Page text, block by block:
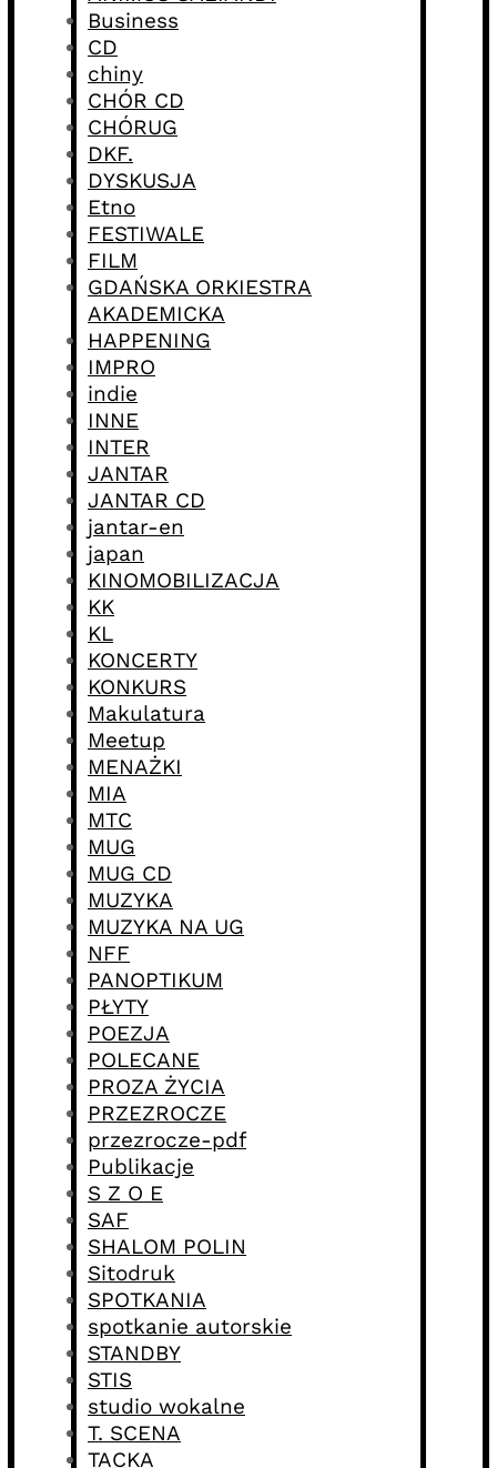
Business
CD
chiny
CHÓR CD
CHÓRUG
DKF.
DYSKUSJA
Etno
FESTIWALE
FILM
GDAŃSKA ORKIESTRA
AKADEMICKA
HAPPENING
IMPRO
indie
INNE
INTER
JANTAR
JANTAR CD
jantar-en
japan
KINOMOBILIZACJA
KK
KL
KONCERTY
KONKURS
Makulatura
Meetup
MENAŻKI
MIA
MTC
MUG
MUG CD
MUZYKA
MUZYKA NA UG
NFF
PANOPTIKUM
PŁYTY
POEZJA
POLECANE
PROZA ŻYCIA
PRZEZROCZE
przezrocze-pdf
Publikacje
S Z O E
SAF
SHALOM POLIN
Sitodruk
SPOTKANIA
spotkanie autorskie
STANDBY
STIS
studio wokalne
T. SCENA
TACKA